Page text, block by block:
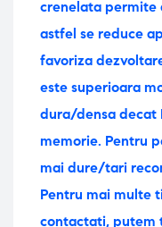
crenelata permite
astfel se reduce
favoriza
este superioara
dura/densa decat
memorie. Pentru
mai dure/tari
Pentru mai multe
contactati, putem